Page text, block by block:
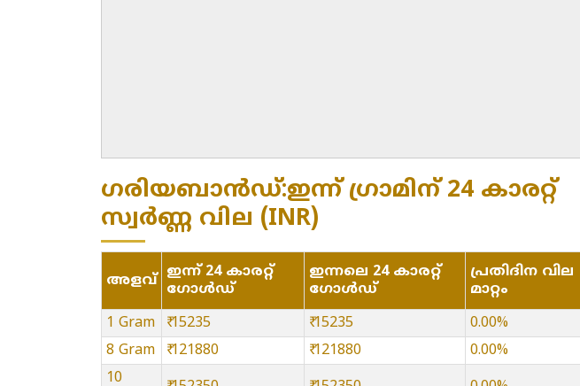
ഗരിയബാൻഡ്:ഇന്ന് ഗ്രാമിന് 24 കാരറ്റ്
സ്വർണ്ണ വില (INR)
അളവ് ഇന്ന് 24 കാരറ്റ്
ഗോൾഡ്
ഇന്നലെ 24 കാരറ്റ്
ഗോൾഡ്
പ്രതിദിന വില
മാറ്റം
1 Gram
₹ 15235 ₹ 15235
0.00%
8 Gram
₹ 121880 ₹ 121880
0.00%
10